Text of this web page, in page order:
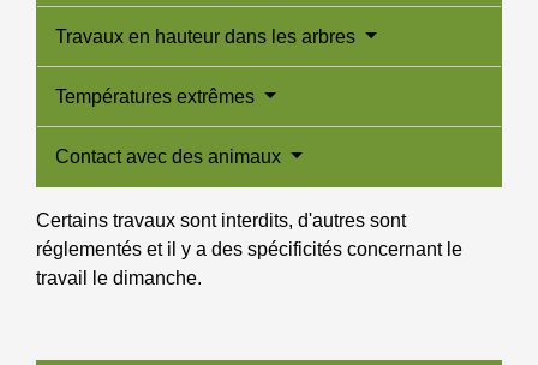
Travaux en hauteur dans les arbres
Températures extrêmes
Contact avec des animaux
Certains travaux sont interdits, d'autres sont
réglementés et il y a des spécificités concernant le
travail le dimanche.